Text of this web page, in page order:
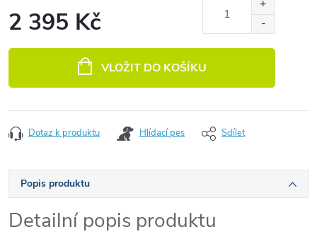
2 395 Kč
VLOŽIT DO KOŠÍKU
Dotaz k produktu Hlídací pes Sdílet
Popis produktu
Detailní popis produktu